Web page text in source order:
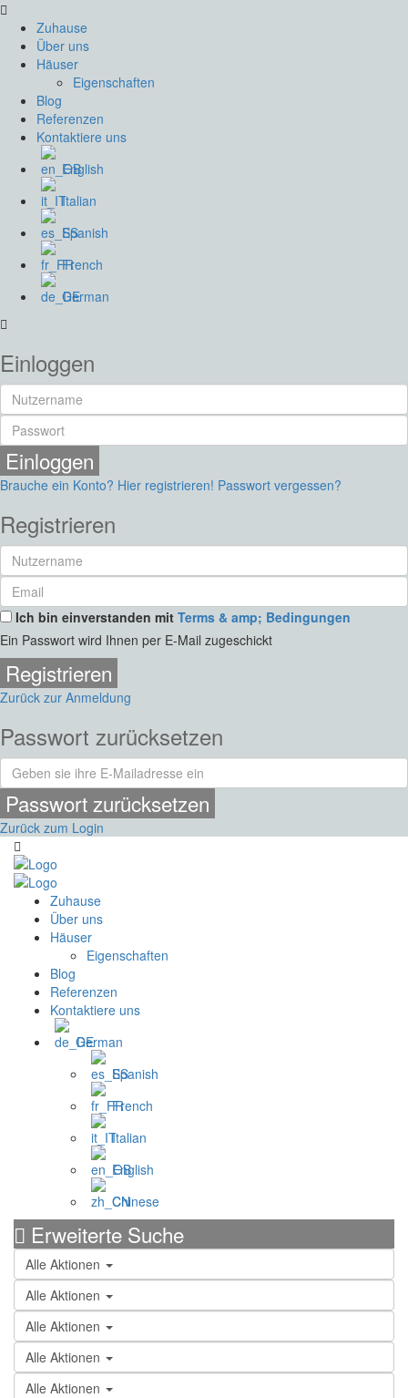
Zuhause
Über uns
Häuser
Eigenschaften
Blog
Referenzen
Kontaktiere uns
English
Italian
Spanish
French
German
Einloggen
Einloggen
Brauche ein Konto? Hier registrieren! Passwort vergessen?
Registrieren
Ich bin einverstanden mit Terms & amp; Bedingungen
Ein Passwort wird Ihnen per E-Mail zugeschickt
Registrieren
Zurück zur Anmeldung
Passwort zurücksetzen
Passwort zurücksetzen
Zurück zum Login
Zuhause
Über uns
Häuser
Eigenschaften
Blog
Referenzen
Kontaktiere uns
German
Spanish
French
Italian
English
Chinese
Erweiterte Suche
Alle Aktionen
Alle Aktionen
Alle Aktionen
Alle Aktionen
Alle Aktionen